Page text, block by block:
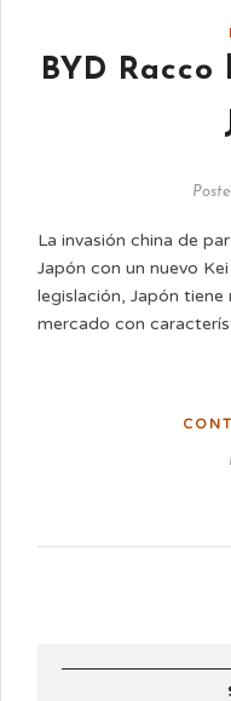
BYD
La invasión china de
Japón con un nuevo
legislación, Japón tiene
mercado con